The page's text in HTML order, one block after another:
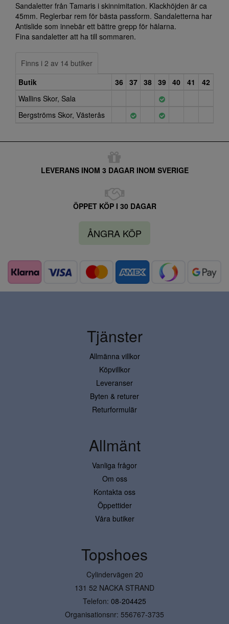
Sandaletter från Tamaris i skinnimitation. Klackhöjden är ca
45mm. Reglerbar rem för bästa passform. Sandaletterna har
Antislide som innebär ett bättre grepp för hälarna.
Fina sandaletter att ha till sommaren.
Finns i 2 av 14 butiker
Butik
36 37 38 39 40 41
42
Wallins Skor, Sala
Bergströms Skor, Västerås
LEVERANS INOM 3 DAGAR INOM SVERIGE
ÖPPET KÖP I 30 DAGAR
ÅNGRA KÖP
Tjänster
Allmänna villkor
Köpvillkor
Leveranser
Byten & returer
Returformulär
Allmänt
Vanliga frågor
Om oss
Kontakta oss
Öppettider
Våra butiker
Topshoes
Cylindervägen 20
131 52 NACKA STRAND
Telefon: 08-204425
Organisationsnr: 556767-3735